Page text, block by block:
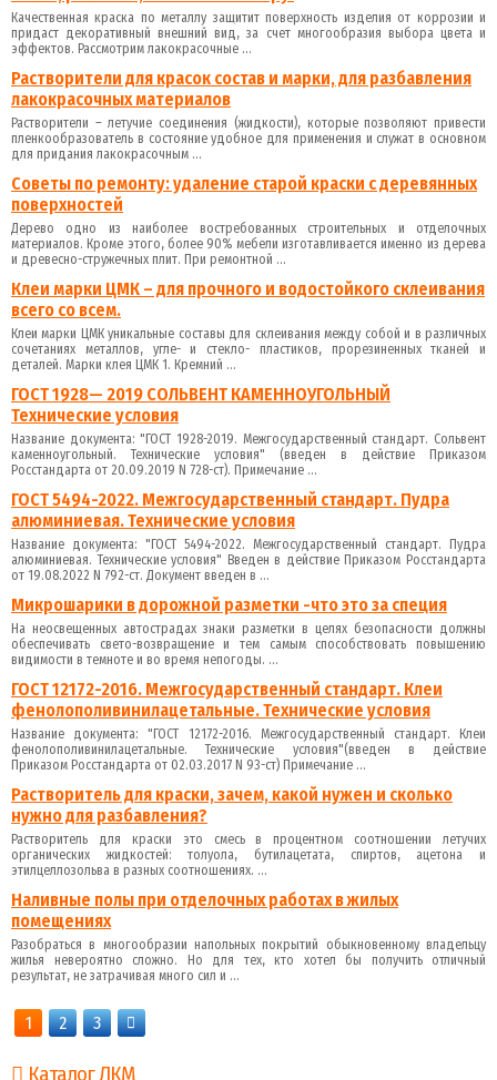
Качественная краска по металлу защитит поверхность изделия от коррозии и
придаст декоративный внешний вид, за счет многообразия выбора цвета и
эффектов. Рассмотрим лакокрасочные ...
Растворители для красок состав и марки, для разбавления
лакокрасочных материалов
Растворители – летучие соединения (жидкости), которые позволяют привести
пленкообразователь в состояние удобное для применения и служат в основном
для придания лакокрасочным ...
Советы по ремонту: удаление старой краски с деревянных
поверхностей
Дерево одно из наиболее востребованных строительных и отделочных
материалов. Кроме этого, более 90% мебели изготавливается именно из дерева
и древесно-стружечных плит. При ремонтной ...
Клеи марки ЦМК – для прочного и водостойкого склеивания
всего со всем.
Клеи марки ЦМК уникальные составы для склеивания между собой и в различных
сочетаниях металлов, угле- и стекло- пластиков, прорезиненных тканей и
деталей. Марки клея ЦМК 1. Кремний ...
ГОСТ 1928— 2019 СОЛЬВЕНТ КАМЕННОУГОЛЬНЫЙ
Технические условия
Название документа: "ГОСТ 1928-2019. Межгосударственный стандарт. Сольвент
каменноугольный. Технические условия" (введен в действие Приказом
Росстандарта от 20.09.2019 N 728-ст). Примечание ...
ГОСТ 5494-2022. Межгосударственный стандарт. Пудра
алюминиевая. Технические условия
Название документа: "ГОСТ 5494-2022. Межгосударственный стандарт. Пудра
алюминиевая. Технические условия" Введен в действие Приказом Росстандарта
от 19.08.2022 N 792-ст. Документ введен в ...
Микрошарики в дорожной разметки -что это за специя
На неосвещенных автострадах знаки разметки в целях безопасности должны
обеспечивать свето-возвращение и тем самым способствовать повышению
видимости в темноте и во время непогоды. ...
ГОСТ 12172-2016. Межгосударственный стандарт. Клеи
фенолополивинилацетальные. Технические условия
Название документа: "ГОСТ 12172-2016. Межгосударственный стандарт. Клеи
фенолополивинилацетальные. Технические условия"(введен в действие
Приказом Росстандарта от 02.03.2017 N 93-ст) Примечание ...
Растворитель для краски, зачем, какой нужен и сколько
нужно для разбавления?
Растворитель для краски это смесь в процентном соотношении летучих
органических жидкостей: толуола, бутилацетата, спиртов, ацетона и
этилцеллозольва в разных соотношениях. ...
Наливные полы при отделочных работах в жилых
помещениях
Разобраться в многообразии напольных покрытий обыкновенному владельцу
жилья невероятно сложно. Но для тех, кто хотел бы получить отличный
результат, не затрачивая много сил и ...
1 2 3
Каталог ЛКМ